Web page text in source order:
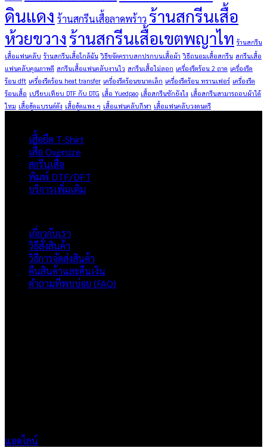
ดินแดง ร้านสกรีนเสื้อลาดพร้าว ร้านสกรีนเสื้อ
ห้วยขวางร้านสกรีนเสื้อเขตพญาไท ร้านสกรีน
เสื้อแฟนคลับ ร้านสกรีนเสื้อใกล้ฉัน วิธีขจัดคราบสกปรกบนเสื้อผ้า วิธีถนอมเสื้อสกรีน สกรีนเสื้อ
แฟนคลับคุณภาพดี สกรีนเสื้อแฟนคลับงานไว สกรีนเสื้อไม่ลอก เครื่องรีดร้อน 2 ถาด เครื่องรีด
ร้อน dft เครื่องรีดร้อน heat transfer เครื่องรีดร้อนขนาดเล็ก เครื่องรีดร้อน ทรานเฟอร์ เครื่องรีด
ร้อนเสื้อ เปรียบเทียบ DTF กับ DTG เสื้อ Yuedpao เสื้อสกรีนซักยังไง เสื้อสกรีนสามารถอบผ้าได้
ไหม เสื้อฮู้ดแบรนด์ดัง เสื้อฮู้ดแพง ๆ เสื้อแฟนคลับกีฬา เสื้อแฟนคลับวงดนตรี
เสื้อยืด T-Shirt
เสื้อ Oversize
สกรีนเสื้อ
พิมพ์ DTF/DFT
บริการเพิ่มเติม
เกี่ยวกับเรา
วิธีสั่งสินค้า
วิธีการจัดส่งสินค้า
คืนสินค้าและคืนเงิน
คำถามที่พบบ่อย (FAQ)
แอดไลน์